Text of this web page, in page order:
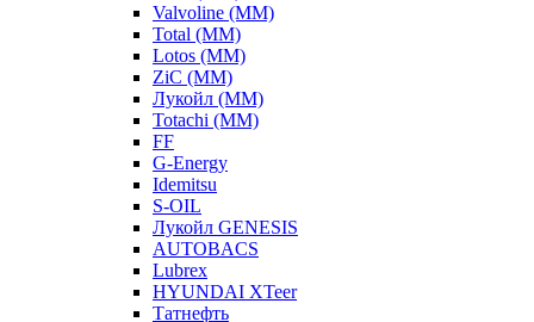
Valvoline (ММ)
Total (ММ)
Lotos (ММ)
ZiC (ММ)
Лукойл (ММ)
Totachi (MM)
FF
G-Energy
Idemitsu
S-OIL
Лукойл GENESIS
AUTOBACS
Lubrex
HYUNDAI XTeer
Татнефть